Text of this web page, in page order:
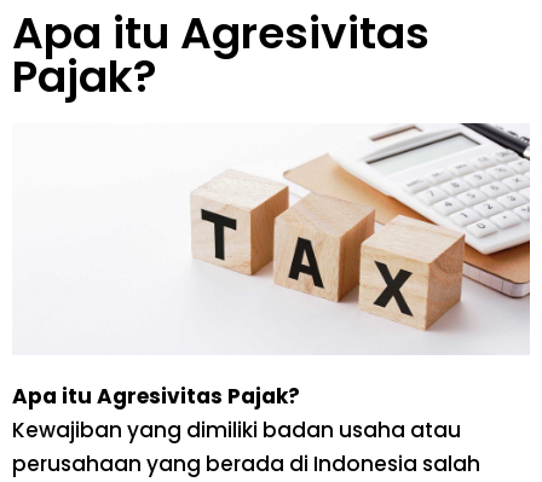
Apa itu Agresivitas
Pajak?
Apa itu Agresivitas Pajak?
Kewajiban yang dimiliki badan usaha atau
perusahaan yang berada di Indonesia salah